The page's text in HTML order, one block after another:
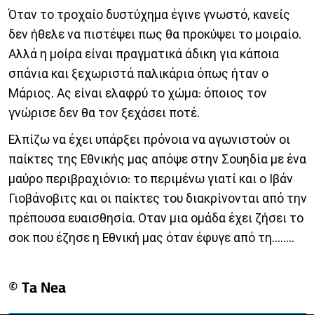
Όταν το τροχαίο δυστύχημα έγινε γνωστό, κανείς
δεν ήθελε να πιστέψει πως θα προκύψει το μοιραίο.
Αλλά η μοίρα είναι πραγματικά άδικη για κάποια
σπάνια και ξεχωριστά παλικάρια όπως ήταν ο
Μάριος. Ας είναι ελαφρύ το χώμα: όποιος τον
γνώρισε δεν θα τον ξεχάσει ποτέ.
Ελπίζω να έχει υπάρξει πρόνοια να αγωνιστούν οι
παίκτες της Εθνικής μας απόψε στην Σουηδία με ένα
μαύρο περιβραχιόνιο: το περιμένω γιατί και ο Ιβάν
Γιοβάνοβιτς και οι παίκτες του διακρίνονται από την
πρέπουσα ευαισθησία. Οταν μια ομάδα έχει ζήσει το
σοκ που έζησε η Εθνική μας όταν έφυγε από τη........
© Ta Nea